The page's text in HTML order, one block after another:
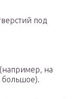
под
на
большое).